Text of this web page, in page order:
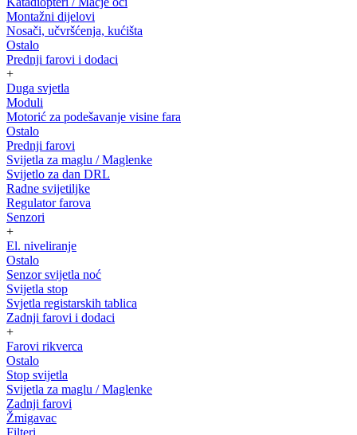
Montažni dijelovi
Nosači, učvršćenja, kućišta
Ostalo
Prednji farovi i dodaci
+
Duga svjetla
Moduli
Motorić za podešavanje visine fara
Ostalo
Prednji farovi
Svijetla za maglu / Maglenke
Svijetlo za dan DRL
Radne svijetiljke
Regulator farova
Senzori
+
El. niveliranje
Ostalo
Senzor svijetla noć
Svijetla stop
Svjetla registarskih tablica
Zadnji farovi i dodaci
+
Farovi rikverca
Ostalo
Stop svijetla
Svijetla za maglu / Maglenke
Zadnji farovi
Žmigavac
Filteri